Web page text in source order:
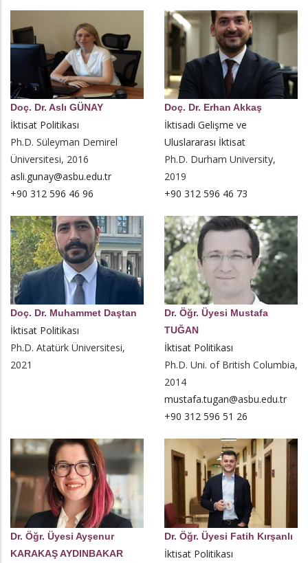
Doç. Dr. Aslı GÜNAY
İktisat Politikası
Ph.D. Süleyman Demirel
Üniversitesi, 2016
asli.gunay@asbu.edu.tr
+90 312 596 46 96
Doç. Dr. Erhan Akkaş
İktisadi Gelişme ve
Uluslararası İktisat
Ph.D. Durham University,
2019
+90 312 596 46 73
Doç. Dr. Muhammet Daştan
İktisat Politikası
Ph.D. Atatürk Üniversitesi,
2021
Dr. Öğr. Üyesi Mustafa
TUĞAN
İktisat Politikası
Ph.D. Uni. of British Columbia,
2014
mustafa.tugan@asbu.edu.tr
+90 312 596 51 26
Dr. Öğr. Üyesi Ayşenur
KARAKAŞ AYDINBAKAR
Dr. Öğr. Üyesi Fatih Kırşanlı
İktisat Politikası